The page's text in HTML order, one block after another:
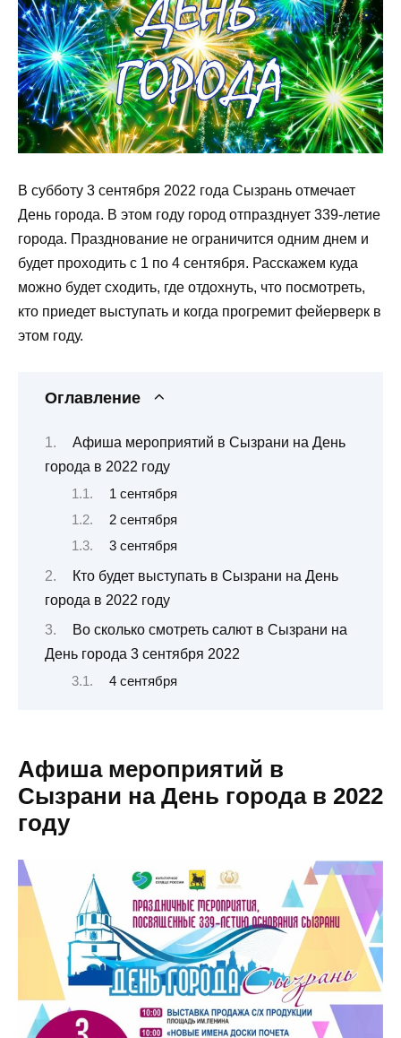
В субботу 3 сентября 2022 года Сызрань отмечает
День города. В этом году город отпразднует 339-летие
города. Празднование не ограничится одним днем и
будет проходить с 1 по 4 сентября. Расскажем куда
можно будет сходить, где отдохнуть, что посмотреть,
кто приедет выступать и когда прогремит фейерверк в
этом году.
Оглавление
Афиша мероприятий в Сызрани на День
города в 2022 году
1 сентября
2 сентября
3 сентября
Кто будет выступать в Сызрани на День
города в 2022 году
Во сколько смотреть салют в Сызрани на
День города 3 сентября 2022
4 сентября
Афиша мероприятий в
Сызрани на День города в 2022
году